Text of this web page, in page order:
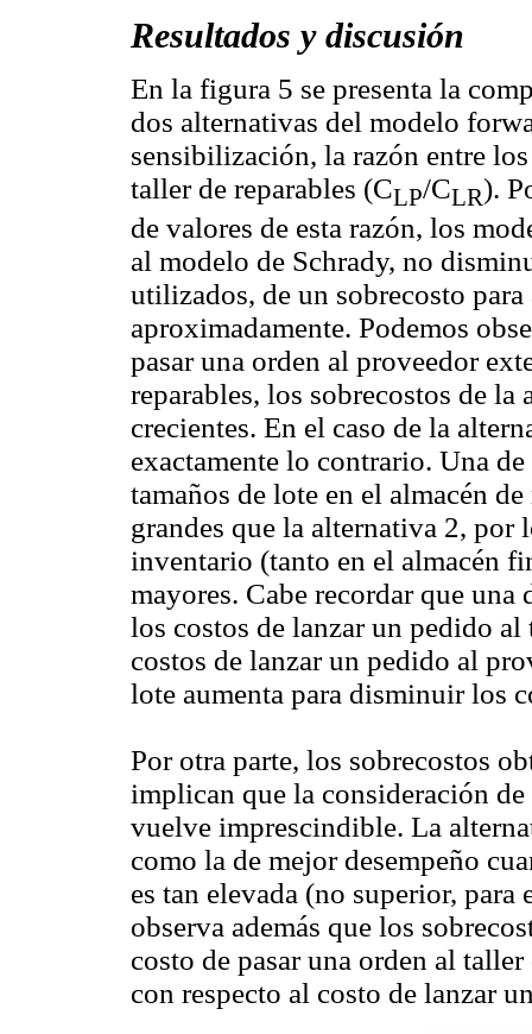
Resultados y discusión
En la figura 5 se presenta la
dos alternativas del modelo
sensibilización, la razón entre
taller de reparables (CLP/CLR).
de valores de esta razón, los
al modelo de Schrady, no
utilizados, de un sobrecosto
aproximadamente. Podemos
pasar una orden al proveedor
reparables, los sobrecostos de
crecientes. En el caso de la
exactamente lo contrario. Una
tamaños de lote en el almacén
grandes que la alternativa 2, por
inventario (tanto en el almacén
mayores. Cabe recordar que
los costos de lanzar un pedido
costos de lanzar un pedido al
lote aumenta para disminuir los
Por otra parte, los sobrecostos
implican que la consideración
vuelve imprescindible. La
como la de mejor desempeño
es tan elevada (no superior, para
observa además que los
costo de pasar una orden al
con respecto al costo de lanzar